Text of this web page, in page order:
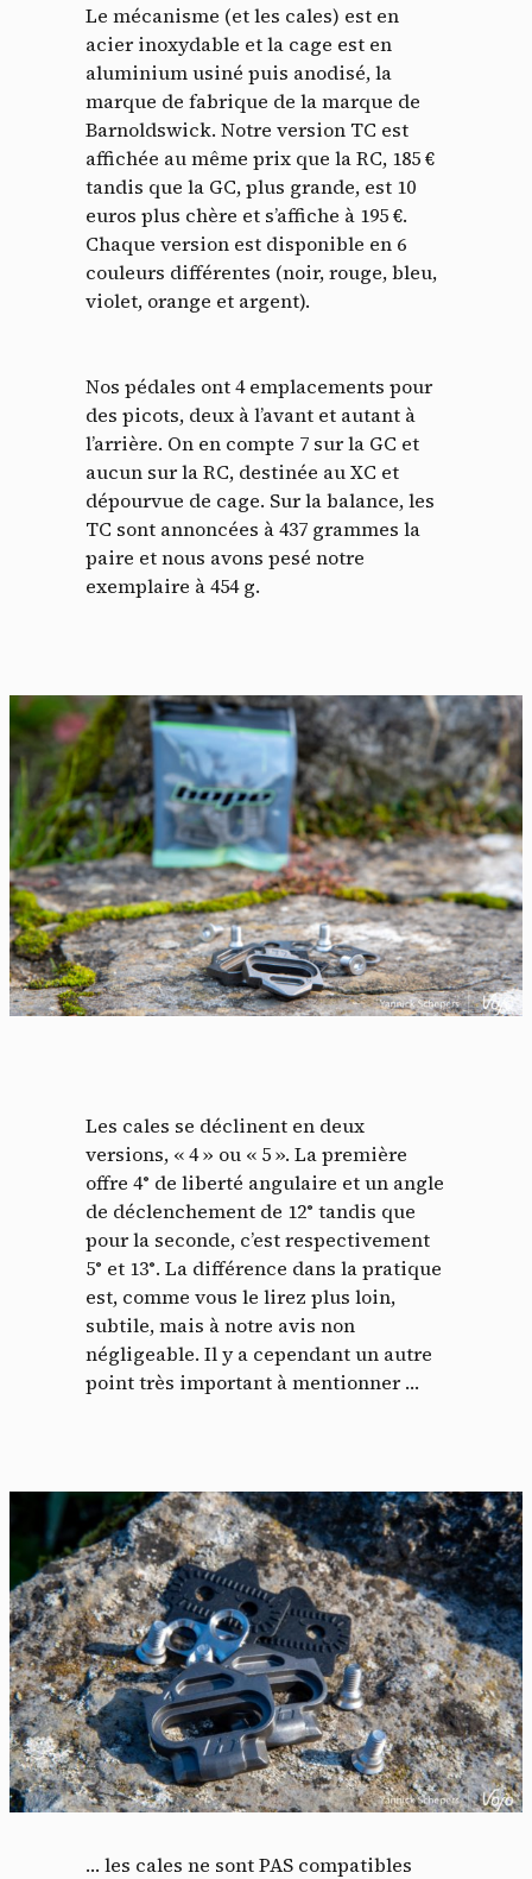
Le mécanisme (et les cales) est en
acier inoxydable et la cage est en
aluminium usiné puis anodisé, la
marque de fabrique de la marque de
Barnoldswick. Notre version TC est
affichée au même prix que la RC, 185 €
tandis que la GC, plus grande, est 10
euros plus chère et s’affiche à 195 €.
Chaque version est disponible en 6
couleurs différentes (noir, rouge, bleu,
violet, orange et argent).
Nos pédales ont 4 emplacements pour
des picots, deux à l’avant et autant à
l’arrière. On en compte 7 sur la GC et
aucun sur la RC, destinée au XC et
dépourvue de cage. Sur la balance, les
TC sont annoncées à 437 grammes la
paire et nous avons pesé notre
exemplaire à 454 g.
Les cales se déclinent en deux
versions, « 4 » ou « 5 ». La première
offre 4° de liberté angulaire et un angle
de déclenchement de 12° tandis que
pour la seconde, c’est respectivement
5° et 13°. La différence dans la pratique
est, comme vous le lirez plus loin,
subtile, mais à notre avis non
négligeable. Il y a cependant un autre
point très important à mentionner …
… les cales ne sont PAS compatibles